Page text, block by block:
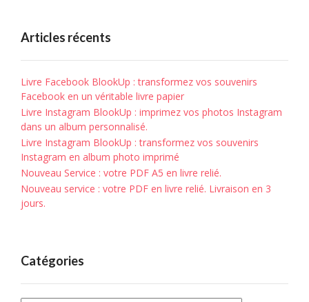
Articles récents
Livre Facebook BlookUp : transformez vos souvenirs
Facebook en un véritable livre papier
Livre Instagram BlookUp : imprimez vos photos Instagram
dans un album personnalisé.
Livre Instagram BlookUp : transformez vos souvenirs
Instagram en album photo imprimé
Nouveau Service : votre PDF A5 en livre relié.
Nouveau service : votre PDF en livre relié. Livraison en 3
jours.
Catégories